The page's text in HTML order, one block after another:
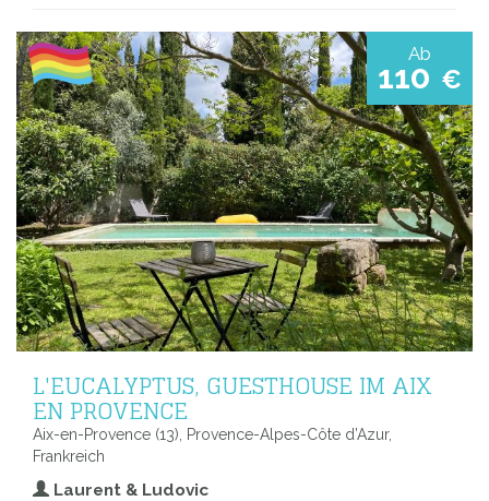
Ab
110 €
L'EUCALYPTUS, GUESTHOUSE IM AIX
EN PROVENCE
Aix-en-Provence (13), Provence-Alpes-Côte d’Azur,
Frankreich
Laurent & Ludovic